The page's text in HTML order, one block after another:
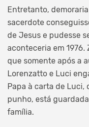
Entretanto,
sacerdote
de Jesus e pudesse
aconteceria em 1976.
que somente após a
Lorenzatto e Luci
Papa à carta de
punho, está
família.